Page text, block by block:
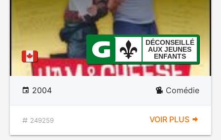
DÉCONSEILLÉ
AUX JEUNES
ENFANTS
2004 Comédie
249259 VOIR PLUS